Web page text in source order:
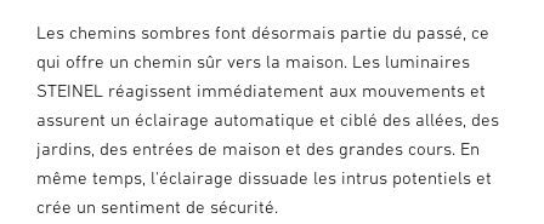
Les chemins sombres font désormais partie du passé, ce
qui offre un chemin sûr vers la maison. Les luminaires
STEINEL réagissent immédiatement aux mouvements et
assurent un éclairage automatique et ciblé des allées, des
jardins, des entrées de maison et des grandes cours. En
même temps, l'éclairage dissuade les intrus potentiels et
crée un sentiment de sécurité.